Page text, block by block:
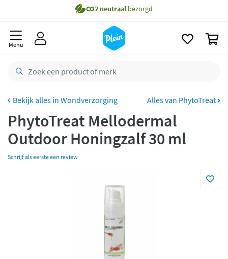
Gratisbezorging vanaf 35,- *
Bestelling uiterlijkmaandag
Gratisretourneren
Betaal met Klarna
Menu
Wondverzorging Alles van PhytoTreat
PhytoTreat Mellodermal
Outdoor Honingzalf 30 ml
Schrijf als eerste een review